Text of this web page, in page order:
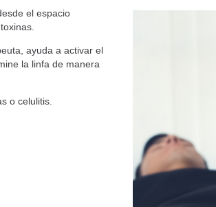
el espacio
ayuda a activar el
la linfa de manera
o celulitis.